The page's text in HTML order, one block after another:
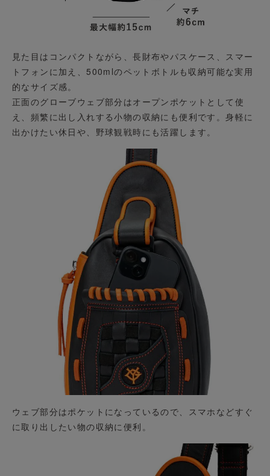
見た目はコンパクトながら、長財布やパスケース、スマー
トフォンに加え、500mlのペットボトルも収納可能な実用
的なサイズ感。
正面のグローブウェブ部分はオープンポケットとして使
え、頻繁に出し入れする小物の収納にも便利です。身軽に
出かけたい休日や、野球観戦時にも活躍します。
ウェブ部分はポケットになっているので、スマホなどすぐ
に取り出したい物の収納に便利。